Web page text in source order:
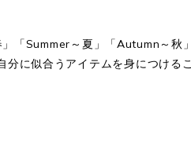
「Summer～夏」「Autumn～秋
に似合うアイテムを身につける